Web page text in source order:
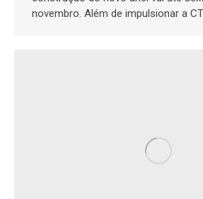
novembro. Além de impulsionar a